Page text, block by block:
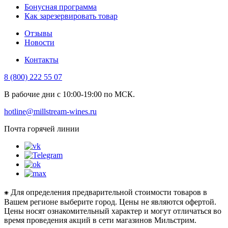
Бонусная программа
Как зарезервировать товар
Отзывы
Новости
Контакты
8 (800) 222 55 07
В рабочие дни с 10:00-19:00 по МСК.
hotline@millstream-wines.ru
Почта горячей линии
⁕ Для определения предварительной стоимости товаров в
Вашем регионе выберите город. Цены не являются офертой.
Цены носят ознакомительный характер и могут отличаться во
время проведения акций в сети магазинов Мильстрим.